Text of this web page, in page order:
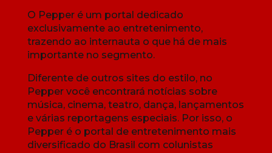
O Pepper é um portal dedicado
exclusivamente ao entretenimento,
trazendo ao internauta o que há de mais
importante no segmento.
Diferente de outros sites do estilo, no
Pepper você encontrará notícias sobre
música, cinema, teatro, dança, lançamentos
e várias reportagens especiais. Por isso, o
Pepper é o portal de entretenimento mais
diversificado do Brasil com colunistas